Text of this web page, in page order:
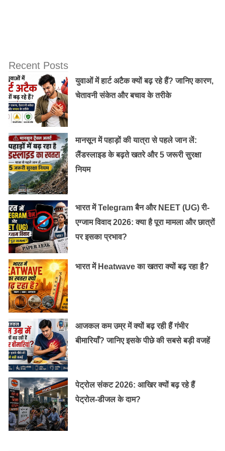
मूंगफली में मांस की तुलना में 2.3 गुना और अण्डे की तुलना 2.5 गुना
और फलों की तुलना में 7 गुना अधिक प्रोटीन होता है।
इसमें कैल्शियम और विटामिन डी अधिक मात्रा में होता है, इसलिए
इसे खाने से हड्डिया मजबूत हो जाती है।
मूंगफली में ओमेगा-6 फैट भी भरपूर मात्रा में मिलता है, जो स्वस्थ
कोशिकाओं और अच्छी त्वचा के लिए जिम्मेदार है। इसलिए मूंगफली
स्किन के लिए बेहद फायदेमंद होती है।
यह भी पढ़े:जवां दिखना है तो खूब खाएं फल , पढ़े
मूंगफली में न्यट्रीशन्स, मिनिरल्स, विटामिन और एंटीऑक्सीडेंट
भरपूर मात्रा में होते हैं।
मूंगफली हमारे खराब कोलेस्ट्राल को अच्छे कोलेस्ट्राल में बदलती
Recent Posts
युवाओं में हार्ट अटैक क्यों बढ़ रहे हैं? जानिए कारण,
चेतावनी संकेत और बचाव के तरीके
मानसून में पहाड़ों की यात्रा से पहले जान लें:
लैंडस्लाइड के बढ़ते खतरे और 5 जरूरी सुरक्षा
नियम
भारत में Telegram बैन और NEET (UG) री-
एग्जाम विवाद 2026: क्या है पूरा मामला और छात्रों
पर इसका प्रभाव?
भारत में Heatwave का खतरा क्यों बढ़ रहा है?
आजकल कम उम्र में क्यों बढ़ रही हैं गंभीर
बीमारियाँ? जानिए इसके पीछे की सबसे बड़ी वजहें
पेट्रोल संकट 2026: आखिर क्यों बढ़ रहे हैं
पेट्रोल-डीजल के दाम?